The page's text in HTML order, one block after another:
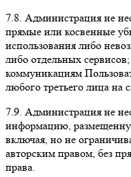
7.8. Администрация не
прямые или косвенные
использования либо
либо отдельных
коммуникациям
любого третьего лица на
7.9. Администрация не
информацию,
включая, но не
авторским правом, без
права.